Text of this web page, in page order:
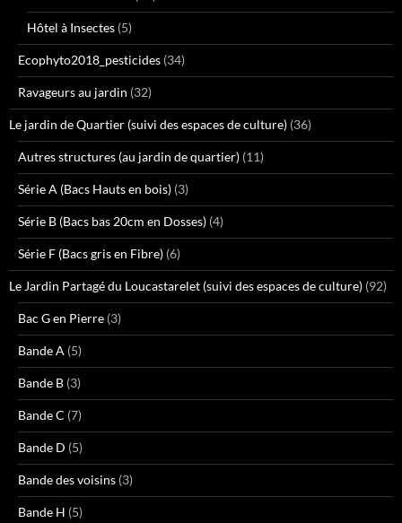
Hôtel à Insectes (5)
Ecophyto2018_pesticides (34)
Ravageurs au jardin (32)
Le jardin de Quartier (suivi des espaces de culture) (36)
Autres structures (au jardin de quartier) (11)
Série A (Bacs Hauts en bois) (3)
Série B (Bacs bas 20cm en Dosses) (4)
Série F (Bacs gris en Fibre) (6)
Le Jardin Partagé du Loucastarelet (suivi des espaces de culture) (92)
Bac G en Pierre (3)
Bande A (5)
Bande B (3)
Bande C (7)
Bande D (5)
Bande des voisins (3)
Bande H (5)